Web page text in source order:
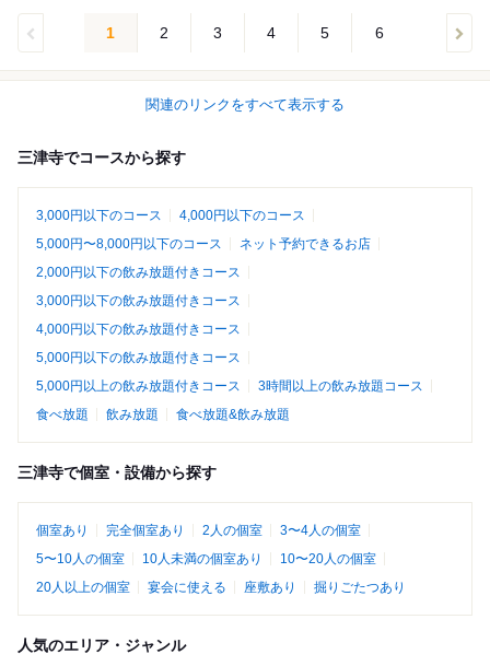
1 2 3 4 5 6
関連のリンクをすべて表示する
三津寺でコースから探す
3,000円以下のコース
4,000円以下のコース
5,000円〜8,000円以下のコース
ネット予約できるお店
2,000円以下の飲み放題付きコース
3,000円以下の飲み放題付きコース
4,000円以下の飲み放題付きコース
5,000円以下の飲み放題付きコース
5,000円以上の飲み放題付きコース
3時間以上の飲み放題コース
食べ放題
飲み放題 食べ放題&飲み放題
三津寺で個室・設備から探す
個室あり 完全個室あり 2人の個室
3〜4人の個室
5〜10人の個室
10人未満の個室あり
10〜20人の個室
20人以上の個室
宴会に使える 座敷あり 掘りごたつあり
人気のエリア・ジャンル